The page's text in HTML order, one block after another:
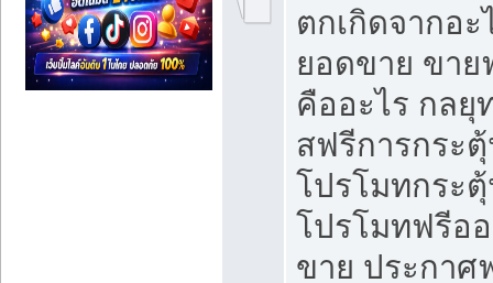
ตกเกิดจากอะ
ยอดขาย ขาย
คืออะไร กลยุ
สฟรีการกระ
โปรโมทกระ
โปรโมทฟรีอ
ขาย ประกาศ